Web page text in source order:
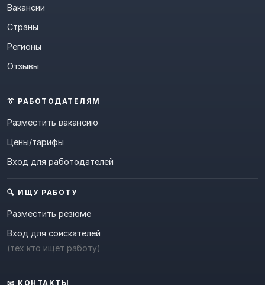
Вакансии
Страны
Регионы
Отзывы
👔 РАБОТОДАТЕЛЯМ
Разместить вакансию
Цены/тарифы
Вход для работодателей
🔍 ИЩУ РАБОТУ
Разместить резюме
Вход для соискателей
(тех кто ищет работу)
📧 КОНТАКТЫ